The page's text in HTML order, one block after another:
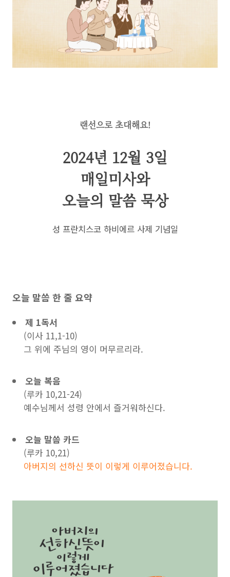
랜선으로 초대해요!
2024년 12월 3일
매일미사와
오늘의 말씀 묵상
성 프란치스코 하비에르 사제 기념일
오늘 말씀 한 줄 요약
제 1독서
(이사 11,1-10)
그 위에 주님의 영이 머무르리라.
오늘 복음
(루카 10,21-24)
예수님께서 성령 안에서 즐거워하신다.
오늘 말씀 카드
(루카 10,21)
아버지의 선하신 뜻이 이렇게 이루어졌습니다.